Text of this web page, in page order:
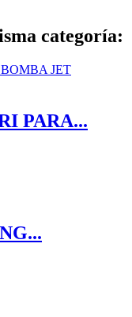
categoría:
PARA...